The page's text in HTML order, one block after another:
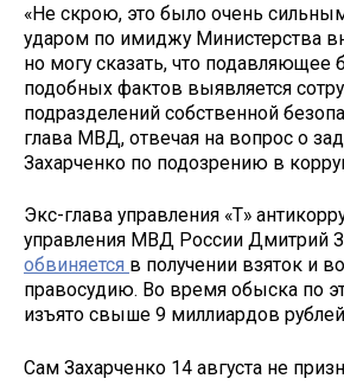
«Не скрою, это было очень
ударом по имиджу Министерства
но могу сказать, что подавляющее
подобных фактов выявляется
подразделений собственной
глава МВД, отвечая на вопрос о
Захарченко по подозрению в
Экс-глава управления «Т»
управления МВД России Дмитрий
обвиняется в получении взяток и
правосудию. Во время обыска по
изъято свыше 9 миллиардов
Сам Захарченко 14 августа не